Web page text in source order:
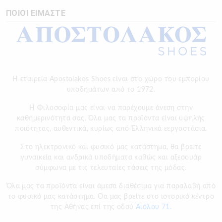
ΠΟΙΟΙ ΕΙΜΑΣΤΕ
Η εταιρεία Apostolakos Shoes είναι στο χώρο του εμπορίου
υποδημάτων από το 1972.
H Φιλοσοφία μας είναι να παρέχουμε άνεση στην
καθημερινότητα σας. Όλα μας τα προϊόντα είναι υψηλής
ποιότητας, αυθεντικά, κυρίως από Ελληνικά εεργοστάσια.
Στο ηλεκτρονικό και φυσικό μας κατάστημα, θα βρείτε
γυναικεία και ανδρικά υποδήματα καθώς και αξεσουάρ
σύμφωνα με τις τελευταίες τάσεις της μόδας.
Όλα μας τα προϊόντα είναι άμεσα διαθέσιμα για παραλαβή από
το φυσικό μας κατάστημα. Θα μας βρείτε στο ιστορικό κέντρο
της Αθήνας επί της οδού Αιόλου 71.